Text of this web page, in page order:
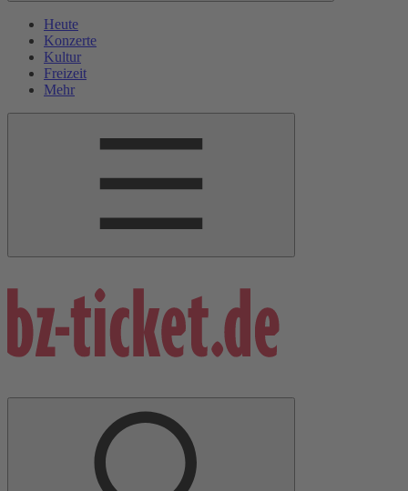
Heute
Konzerte
Kultur
Freizeit
Mehr